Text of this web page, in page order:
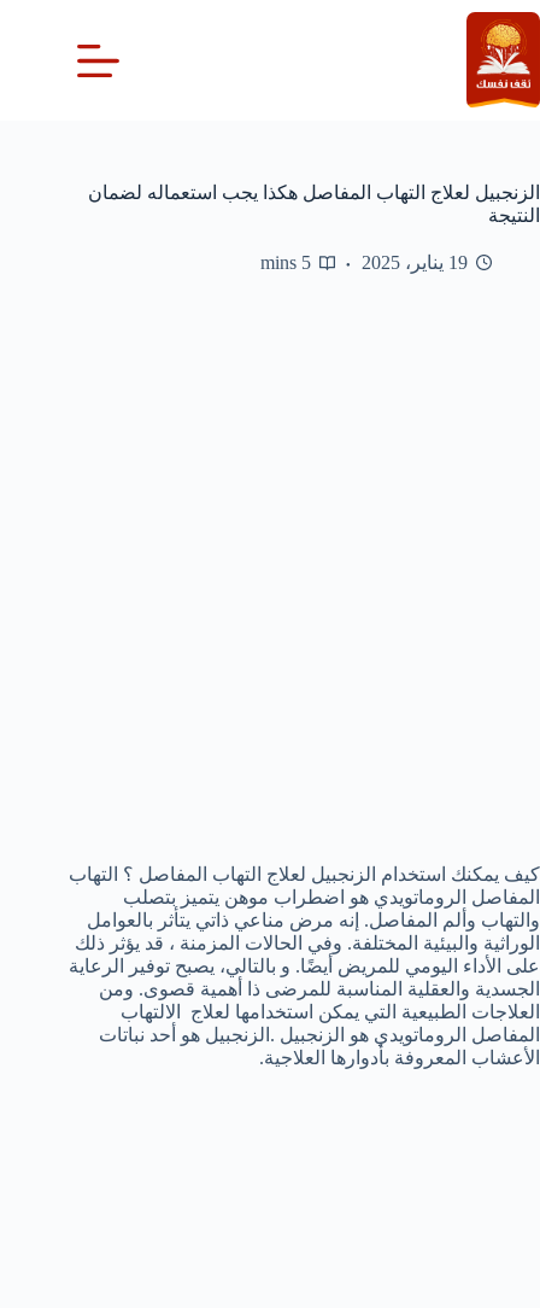
التجاوز
إلى
المحتوى
الزنجبيل لعلاج التهاب المفاصل هكذا يجب استعماله لضمان
النتيجة
19 يناير، 2025 5 mins
كيف يمكنك استخدام الزنجبيل لعلاج التهاب المفاصل ؟ التهاب
المفاصل الروماتويدي هو اضطراب موهن يتميز بتصلب
والتهاب وألم المفاصل. إنه مرض مناعي ذاتي يتأثر بالعوامل
الوراثية والبيئية المختلفة. وفي الحالات المزمنة ، قد يؤثر ذلك
على الأداء اليومي للمريض أيضًا. و بالتالي، يصبح توفير الرعاية
الجسدية والعقلية المناسبة للمرضى ذا أهمية قصوى. ومن
العلاجات الطبيعية التي يمكن استخدامها لعلاج الالتهاب
المفاصل الروماتويدي هو الزنجبيل .الزنجبيل هو أحد نباتات
الأعشاب المعروفة بأدوارها العلاجية.